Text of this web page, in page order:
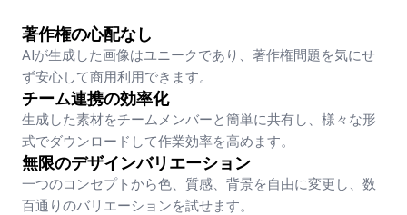
著作権の心配なし
AIが生成した画像はユニークであり、著作権問題を気にせ
ず安心して商用利用できます。
チーム連携の効率化
生成した素材をチームメンバーと簡単に共有し、様々な形
式でダウンロードして作業効率を高めます。
無限のデザインバリエーション
一つのコンセプトから色、質感、背景を自由に変更し、数
百通りのバリエーションを試せます。